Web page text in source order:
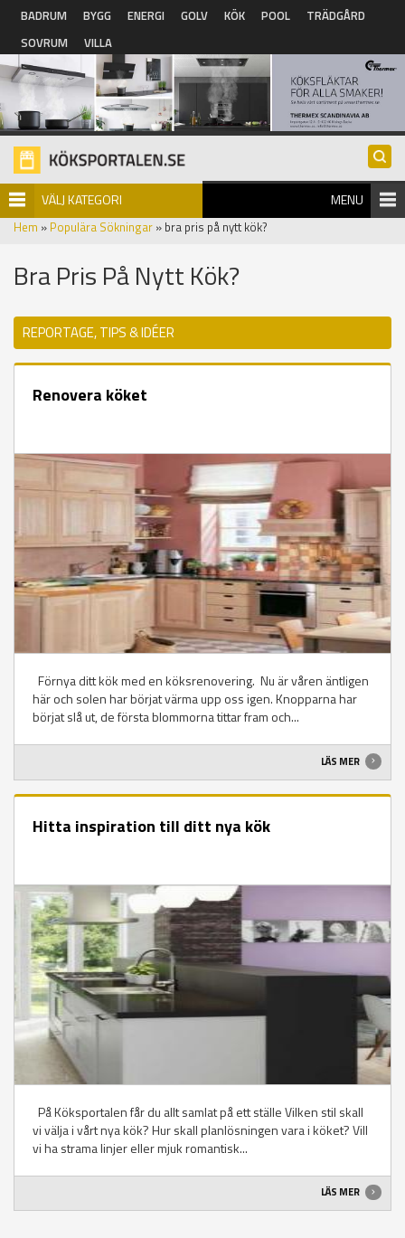
Hoppa till huvudinnehåll
BADRUM BYGG ENERGI GOLV KÖK POOL
TRÄDGÅRD
SOVRUM
VILLA
VÄLJ KATEGORI MENU
Hem » Populära Sökningar » bra pris på nytt kök?
Bra Pris På Nytt Kök?
REPORTAGE, TIPS & IDÉER
Renovera köket
Förnya ditt kök med en köksrenovering. Nu är våren äntligen
här och solen har börjat värma upp oss igen. Knopparna har
börjat slå ut, de första blommorna tittar fram och...
LÄS MER
Hitta inspiration till ditt nya kök
På Köksportalen får du allt samlat på ett ställe Vilken stil skall
vi välja i vårt nya kök? Hur skall planlösningen vara i köket? Vill
vi ha strama linjer eller mjuk romantisk...
LÄS MER